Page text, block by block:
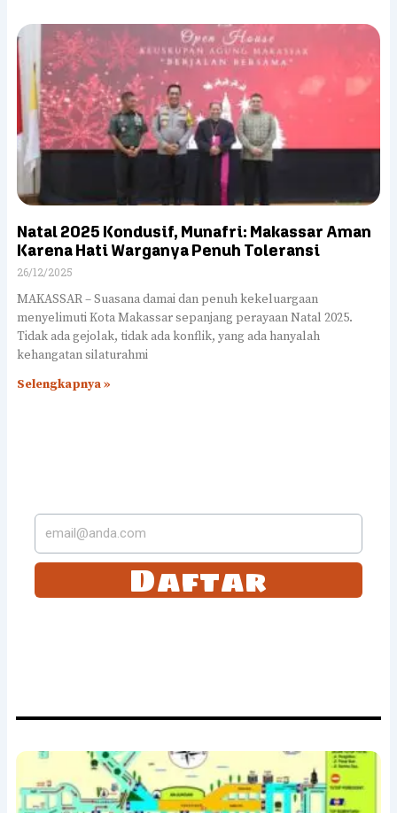
Natal 2025 Kondusif, Munafri: Makassar Aman
Karena Hati Warganya Penuh Toleransi
26/12/2025
MAKASSAR – Suasana damai dan penuh kekeluargaan
menyelimuti Kota Makassar sepanjang perayaan Natal 2025.
Tidak ada gejolak, tidak ada konflik, yang ada hanyalah
kehangatan silaturahmi
Selengkapnya »
Daftar